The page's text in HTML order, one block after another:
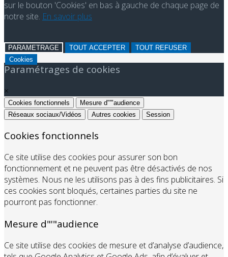
sur le bouton 'Cookies' en bas à gauche de chaque page de
notre site. En savoir plus
PARAMETRAGE TOUT ACCEPTER
TOUT REFUSER
Cookies
Paramétrages de cookies
×
Cookies fonctionnels
Mesure d"'"audience
Réseaux sociaux/Vidéos
Autres cookies Session
Cookies fonctionnels
Ce site utilise des cookies pour assurer son bon
fonctionnement et ne peuvent pas être désactivés de nos
systèmes. Nous ne les utilisons pas à des fins publicitaires. Si
ces cookies sont bloqués, certaines parties du site ne
pourront pas fonctionner.
Mesure d"'"audience
Ce site utilise des cookies de mesure et d’analyse d’audience,